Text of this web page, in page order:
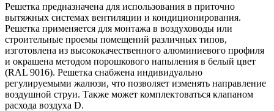
Решетка предназначена для использования в приточно
вытяжных системах вентиляции и кондиционирования.
Решетка применяется для монтажа в воздуховоды или
строительные проемы помещений различных типов,
изготовлена из высококачественного алюминиевого профиля
и окрашена методом порошкового напыления в белый цвет
(RAL 9016). Решетка снабжена индивидуально
регулируемыми жалюзи, что позволяет изменять направление
воздушной струи. Также может комплектоваться клапаном
расхода воздуха D.